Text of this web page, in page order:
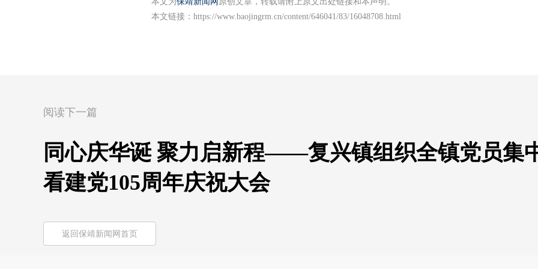
本文链接： https://www.baojingrm.cn/content/646041/83/16048708.html
阅读下一篇
同心庆华诞 聚力启新程——复兴镇组织全镇党员集
看建党105周年庆祝大会
返回保靖新闻网首页